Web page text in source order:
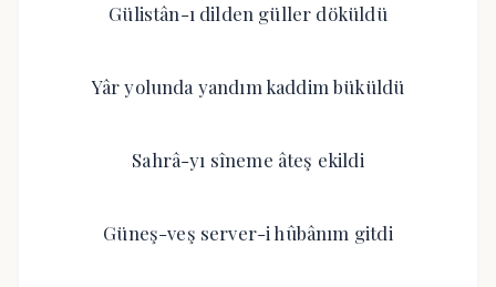
Gülistân-ı dilden güller döküldü
Yâr yolunda yandım kaddim büküldü
Sahrâ-yı sîneme âteş ekildi
Güneş-veş server-i hûbânım gitdi